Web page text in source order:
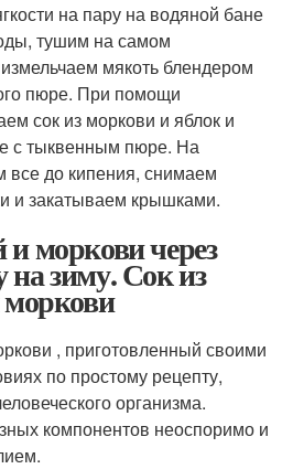
на пару на водяной бане
тушим на самом
мякоть блендером
пюре. При помощи
сок из моркови и яблок и
с тыквенным пюре. На
все до кипения, снимаем
и закатываем крышками.
моркови через
зиму. Сок из
, приготовленный своими
по простому рецепту,
организма.
компонентов неоспоримо и